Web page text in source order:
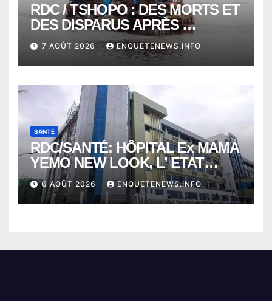
RDC / TSHOPO : DES MORTS ET
DES DISPARUS APRÈS
NAUFRAGE D’UNE BALEINIERE
À QUELQUES KILOMÈTRES DE
KISANGANI
7 AOÛT 2026 ENQUETENEWS.INFO
SANTÉ
RDC/SANTÉ: HÔPITAL Ex MAMA
YEMO NEW LOOK, L’ ETAT
PERD LE CONTROLE
6 AOÛT 2026 ENQUETENEWS.INFO